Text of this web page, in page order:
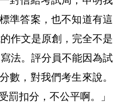
準答案，也不知道有這
作文是原創，完全不是
法。評分員不能因為試
數，對我們考生來說。
罰扣分，不公平啊。」